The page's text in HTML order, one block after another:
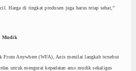
Harga di tingkat produsen juga harus tetap sehat,”
Mudik
From Anywhere (WFA), Anis menilai langkah tersebut
untuk mengurai kepadatan arus mudik sekaligus